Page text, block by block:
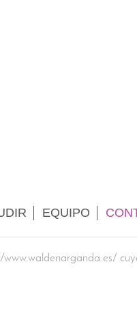
EQUIPO